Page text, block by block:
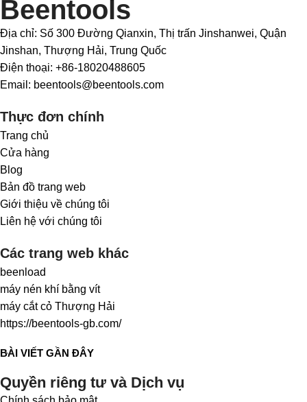
Beentools
Địa chỉ: Số 300 Đường Qianxin, Thị trấn Jinshanwei, Quận
Jinshan, Thượng Hải, Trung Quốc
Điện thoại: +86-18020488605
Email: beentools@beentools.com
Thực đơn chính
Trang chủ
Cửa hàng
Blog
Bản đồ trang web
Giới thiệu về chúng tôi
Liên hệ với chúng tôi
Các trang web khác
beenload
máy nén khí bằng vít
máy cắt cỏ Thượng Hải
https://beentools-gb.com/
BÀI VIẾT GẦN ĐÂY
Quyền riêng tư và Dịch vụ